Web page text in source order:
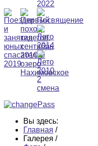
Вы здесь:
Главная /
Галерея /